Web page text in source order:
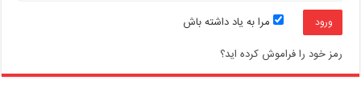
مرا به یاد داشته باش
رمز خود را فراموش کرده اید؟